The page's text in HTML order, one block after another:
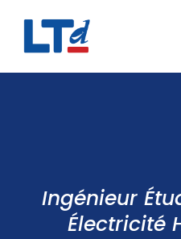
Contactez-nous
Ingénieur
Électricité